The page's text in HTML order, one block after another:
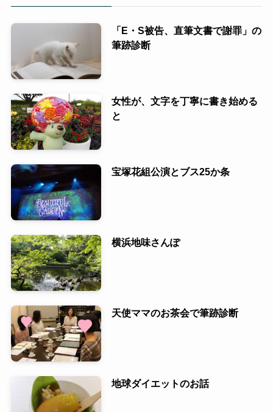
「E・S被告、直筆文書で謝罪」の
筆跡診断
女性が、文字を丁寧に書き始める
と
宝塚花組公演とブス25か条
横浜地味さんぽ
天使ママのお茶会で筆跡診断
地球ダイエットのお話